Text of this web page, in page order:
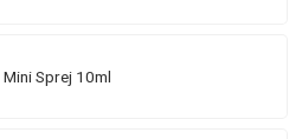
Mini Sprej 10ml